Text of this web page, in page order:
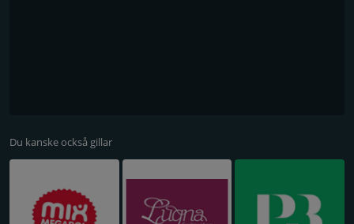
Du kanske också gillar